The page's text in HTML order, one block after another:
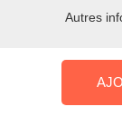
Autres